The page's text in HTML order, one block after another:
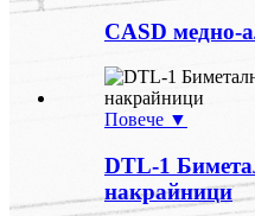
CASD медно-
Повече ▼
DTL-1
накрайници